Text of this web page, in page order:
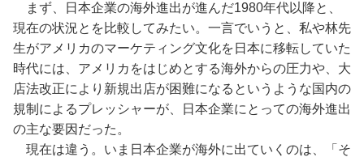
まず、日本企業の海外進出が進んだ1980年代以降と、
現在の状況とを比較してみたい。一言でいうと、私や林先
生がアメリカのマーケティング文化を日本に移転していた
時代には、アメリカをはじめとする海外からの圧力や、大
店法改正により新規出店が困難になるというような国内の
規制によるプレッシャーが、日本企業にとっての海外進出
の主な要因だった。
現在は違う。いま日本企業が海外に出ていくのは、「そ